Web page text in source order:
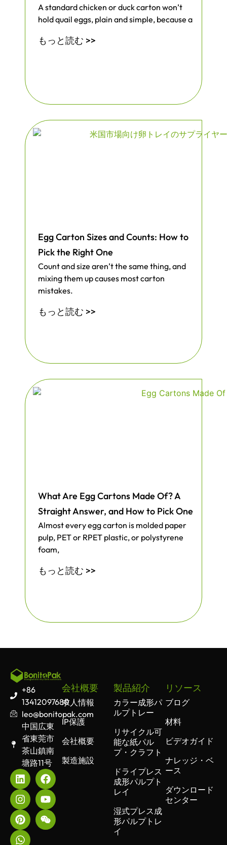
15%のプラスチック削減を目指していま
す。モールドファイバーを選択すること
棄を重視する顧客に好印象を与えることが
が容易な繊維素材を使用しているため、食
べ残しのゴミも削減できます。顧客が箱を
開けて製品を取り出したら、インサートは
私たちは、小さな職人から大規模な製造業
者まで、壊れやすい商品を出荷するあらゆ
る業界のためにこのインサートを作りまし
ィットするものをお望みなら、このインサ
社のインサートをお試しいただき、その利
A standard chicken or duck carton won’t
hold quail eggs, plain and simple, because a
もっと読む >>
Egg Carton Sizes and Counts: How to
Pick the Right One
Count and size aren’t the same thing, and
mixing them up causes most carton
mistakes.
もっと読む >>
What Are Egg Cartons Made Of? A
Straight Answer, and How to Pick One
Almost every egg carton is molded paper
pulp, PET or RPET plastic, or polystyrene
foam,
もっと読む >>
+86
13412097680
leo@bonitopak.com
中国広東
省東莞市
茶山鎮南
塘路11号
会社概要
求人情報
IP保護
会社概要
製造施設
製品紹介
カラー成形パ
ルプトレー
リサイクル可
能な紙パル
プ・クラフト
ドライプレス
成形パルプト
レイ
湿式プレス成
形パルプトレ
イ
リソース
ブログ
材料
ビデオガイド
ナレッジ・ベ
ース
ダウンロード
センター